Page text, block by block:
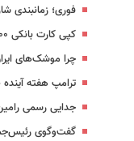
فوری؛ زمانبندی‌
کپی کارت بانکی ۱۲۰۰ شهروند تهرانی در میدان میوه و تره‌بار
چرا موشک‌های
ترامپ هفته
جدایی رسمی
گفت‌وگوی